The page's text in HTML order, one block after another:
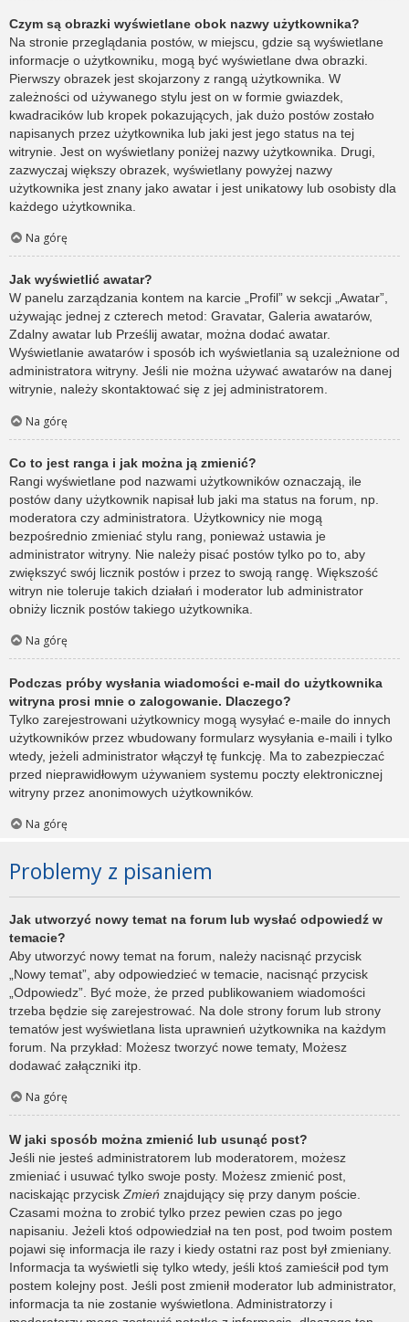
Czym są obrazki wyświetlane obok nazwy użytkownika?
Na stronie przeglądania postów, w miejscu, gdzie są wyświetlane
informacje o użytkowniku, mogą być wyświetlane dwa obrazki.
Pierwszy obrazek jest skojarzony z rangą użytkownika. W
zależności od używanego stylu jest on w formie gwiazdek,
kwadracików lub kropek pokazujących, jak dużo postów zostało
napisanych przez użytkownika lub jaki jest jego status na tej
witrynie. Jest on wyświetlany poniżej nazwy użytkownika. Drugi,
zazwyczaj większy obrazek, wyświetlany powyżej nazwy
użytkownika jest znany jako awatar i jest unikatowy lub osobisty dla
każdego użytkownika.
Na górę
Jak wyświetlić awatar?
W panelu zarządzania kontem na karcie „Profil” w sekcji „Awatar”,
używając jednej z czterech metod: Gravatar, Galeria awatarów,
Zdalny awatar lub Prześlij awatar, można dodać awatar.
Wyświetlanie awatarów i sposób ich wyświetlania są uzależnione od
administratora witryny. Jeśli nie można używać awatarów na danej
witrynie, należy skontaktować się z jej administratorem.
Na górę
Co to jest ranga i jak można ją zmienić?
Rangi wyświetlane pod nazwami użytkowników oznaczają, ile
postów dany użytkownik napisał lub jaki ma status na forum, np.
moderatora czy administratora. Użytkownicy nie mogą
bezpośrednio zmieniać stylu rang, ponieważ ustawia je
administrator witryny. Nie należy pisać postów tylko po to, aby
zwiększyć swój licznik postów i przez to swoją rangę. Większość
witryn nie toleruje takich działań i moderator lub administrator
obniży licznik postów takiego użytkownika.
Na górę
Podczas próby wysłania wiadomości e-mail do użytkownika
witryna prosi mnie o zalogowanie. Dlaczego?
Tylko zarejestrowani użytkownicy mogą wysyłać e-maile do innych
użytkowników przez wbudowany formularz wysyłania e-maili i tylko
wtedy, jeżeli administrator włączył tę funkcję. Ma to zabezpieczać
przed nieprawidłowym używaniem systemu poczty elektronicznej
witryny przez anonimowych użytkowników.
Na górę
Problemy z pisaniem
Jak utworzyć nowy temat na forum lub wysłać odpowiedź w
temacie?
Aby utworzyć nowy temat na forum, należy nacisnąć przycisk
„Nowy temat”, aby odpowiedzieć w temacie, nacisnąć przycisk
„Odpowiedz”. Być może, że przed publikowaniem wiadomości
trzeba będzie się zarejestrować. Na dole strony forum lub strony
tematów jest wyświetlana lista uprawnień użytkownika na każdym
forum. Na przykład: Możesz tworzyć nowe tematy, Możesz
dodawać załączniki itp.
Na górę
W jaki sposób można zmienić lub usunąć post?
Jeśli nie jesteś administratorem lub moderatorem, możesz
zmieniać i usuwać tylko swoje posty. Możesz zmienić post,
naciskając przycisk Zmień znajdujący się przy danym poście.
Czasami można to zrobić tylko przez pewien czas po jego
napisaniu. Jeżeli ktoś odpowiedział na ten post, pod twoim postem
pojawi się informacja ile razy i kiedy ostatni raz post był zmieniany.
Informacja ta wyświetli się tylko wtedy, jeśli ktoś zamieścił pod tym
postem kolejny post. Jeśli post zmienił moderator lub administrator,
informacja ta nie zostanie wyświetlona. Administratorzy i